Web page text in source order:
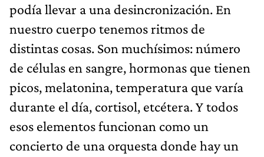
podía llevar a una desincronización. En
nuestro cuerpo tenemos ritmos de
distintas cosas. Son muchísimos: número
de células en sangre, hormonas que tienen
picos, melatonina, temperatura que varía
durante el día, cortisol, etcétera. Y todos
esos elementos funcionan como un
concierto de una orquesta donde hay un